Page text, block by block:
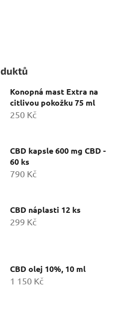
Konopná mast Extra na
citlivou pokožku 75 ml
250 Kč
CBD kapsle 600 mg CBD -
60 ks
790 Kč
CBD náplasti 12 ks
299 Kč
CBD olej 10%, 10 ml
1 150 Kč